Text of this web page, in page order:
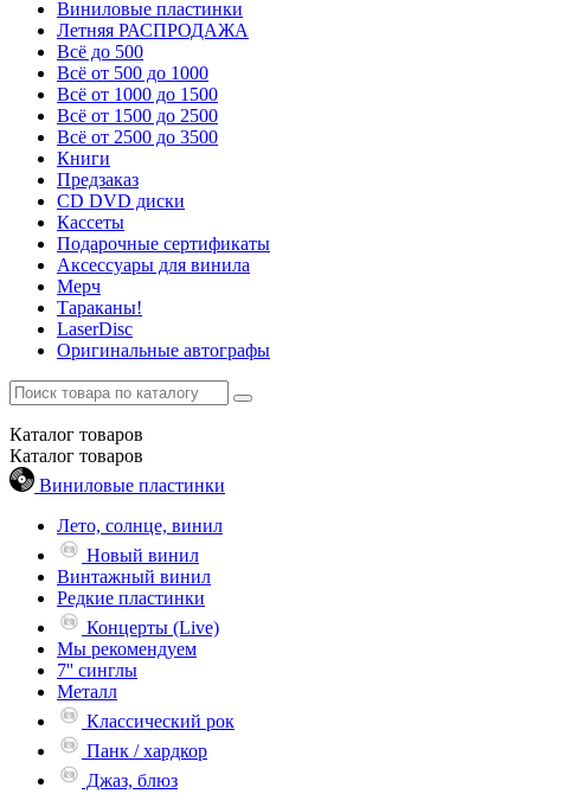
Виниловые пластинки
Летняя РАСПРОДАЖА
Всё до 500
Всё от 500 до 1000
Всё от 1000 до 1500
Всё от 1500 до 2500
Всё от 2500 до 3500
Книги
Предзаказ
CD DVD диски
Кассеты
Подарочные сертификаты
Аксессуары для винила
Мерч
Тараканы!
LaserDisc
Оригинальные автографы
Каталог товаров
Каталог товаров
Виниловые пластинки
Лето, солнце, винил
Новый винил
Винтажный винил
Редкие пластинки
Концерты (Live)
Мы рекомендуем
7'' синглы
Металл
Классический рок
Панк / хардкор
Джаз, блюз